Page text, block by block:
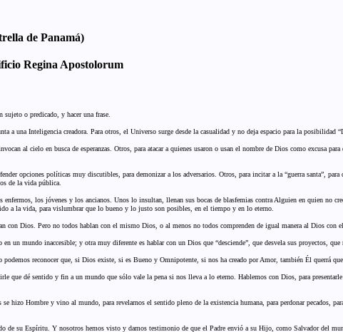
de Panamá)
Regina Apostolorum
o predicado, y hacer una frase.
a una Inteligencia creadora. Para otros, el Universo surge desde la casualidad y no deja espacio para la posibilidad
al cielo en busca de esperanzas. Otros, para atacar a quienes usaron o usan el nombre de Dios como excusa
opciones políticas muy discutibles, para demonizar a los adversarios. Otros, para incitar a la “guerra santa”,
de la vida pública.
los jóvenes y los ancianos. Unos lo insultan, llenan sus bocas de blasfemias contra Alguien en quien no
a la vida, para vislumbrar que lo bueno y lo justo son posibles, en el tiempo y en lo eterno.
con Dios. Pero no todos hablan con el mismo Dios, o al menos no todos comprenden de igual manera al Dios con el
un mundo inaccesible; y otra muy diferente es hablar con un Dios que “desciende”, que desvela sus proyectos,
reconocer que, si Dios existe, si es Bueno y Omnipotente, si nos ha creado por Amor, también Él querrá
que dé sentido y fin a un mundo que sólo vale la pena si nos lleva a lo eterno. Hablemos con Dios, para
hizo Hombre y vino al mundo, para revelarnos el sentido pleno de la existencia humana, para perdonar pecados,
de su Espíritu. Y nosotros hemos visto y damos testimonio de que el Padre envió a su Hijo, como Salvador del